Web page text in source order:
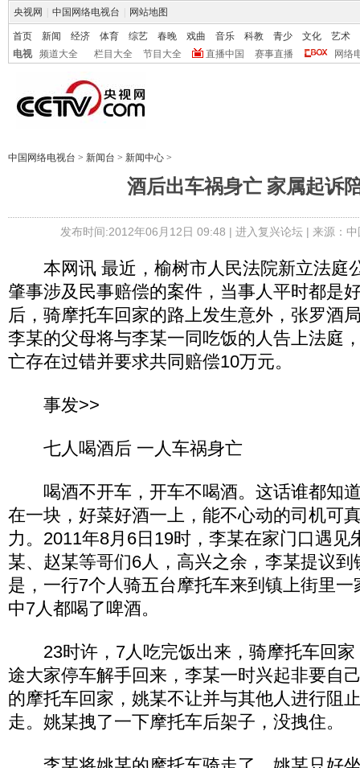
央视网 中国网络电视台 网站地图
首页 新闻 经济 体育 综艺 春晚 戏曲 音乐 科教 青少 文化
艺术
电视
频道大全 栏目大全 节目大全 直播中国 赛事直播 网络
中国网络电视台 > 新闻台 > 新闻中心 >
酒后出车祸身亡 家属起诉
发布时间:2012年06月12日 09:48 | 进入复兴论坛| 来源：
本网讯 最近，榆树市人民法院新立法庭
肇事涉及民事赔偿的案件，当事人平时都是
后，骑摩托车回家的路上发生意外，张罗酒
李某的父母将与李某一同吃饭的人告上法庭
亡存在过错并要求共同赔偿10万元。
事发>>
七人喝酒后 一人车祸身亡
喝酒不开车，开车不喝酒。这话谁都知
在一块，好菜好酒一上，能不心动的司机可
力。2011年8月6日19时，李某在家门口遇见
某、赵某等哥们6人，高兴之余，李某提议
是，一行7个人骑五台摩托车来到镇上街里
中7人都喝了啤酒。
23时许，7人吃完饭出来，骑摩托车回家
途大家停车解手回来，李某一时兴起非要自
的摩托车回家，姚某不让并与其他人进行阻
走。姚某拽了一下摩托车后架子，没拽住。